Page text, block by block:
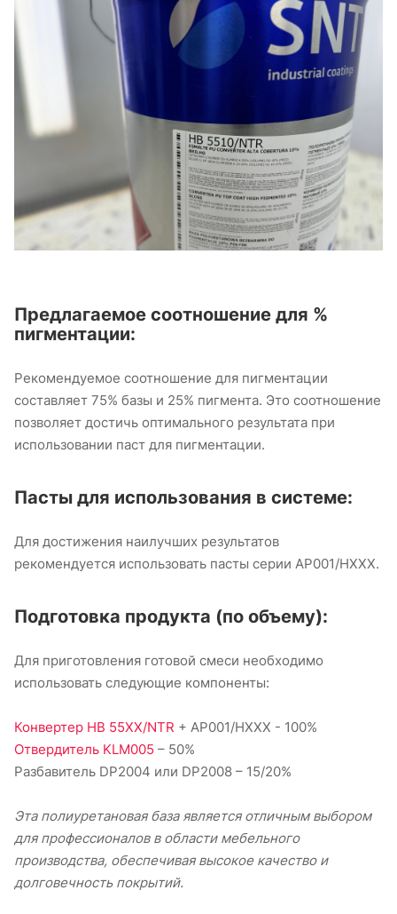
Предлагаемое соотношение для %
пигментации:
Рекомендуемое соотношение для пигментации
составляет 75% базы и 25% пигмента. Это соотношение
позволяет достичь оптимального результата при
использовании паст для пигментации.
Пасты для использования в системе:
Для достижения наилучших результатов
рекомендуется использовать пасты серии AP001/HXXX.
Подготовка продукта (по объему):
Для приготовления готовой смеси необходимо
использовать следующие компоненты:
Конвертер HB 55XX/NTR + AP001/HXXX - 100%
Отвердитель KLM005 – 50%
Разбавитель DP2004 или DP2008 – 15/20%
Эта полиуретановая база является отличным выбором
для профессионалов в области мебельного
производства, обеспечивая высокое качество и
долговечность покрытий.